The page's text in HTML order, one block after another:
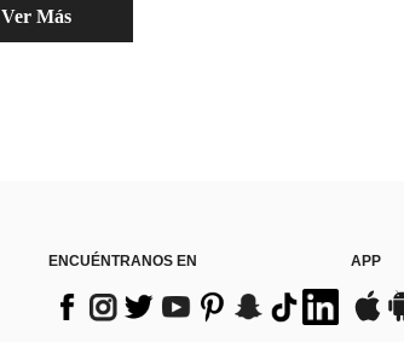
Ver Más
ENCUÉNTRANOS EN APP